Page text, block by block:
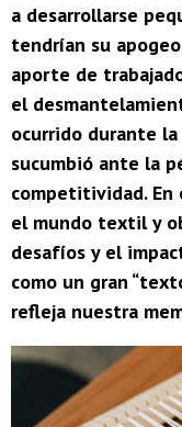
a desarrollarse
tendrían su
aporte de
el
ocurrido durante
sucumbió ante la
competitividad. En
el mundo textil y
desafíos y el
como un gran
refleja nuestra